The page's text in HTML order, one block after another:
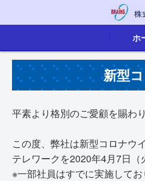
ホ
新型
平素より格別のご愛顧を賜わ
この度、弊社は新型コロナウ
テレワークを2020年4月7日（
※一部社員はすでに実施してお